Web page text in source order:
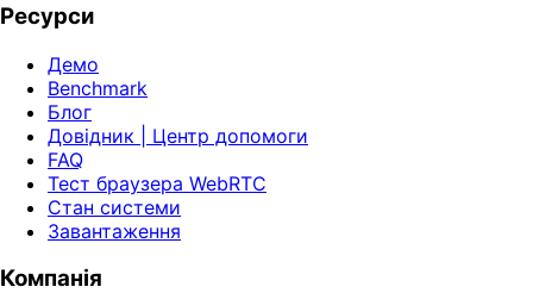
Ресурси
Демо
Benchmark
Блог
Довідник | Центр допомоги
FAQ
Тест браузера WebRTC
Стан системи
Завантаження
Компанія